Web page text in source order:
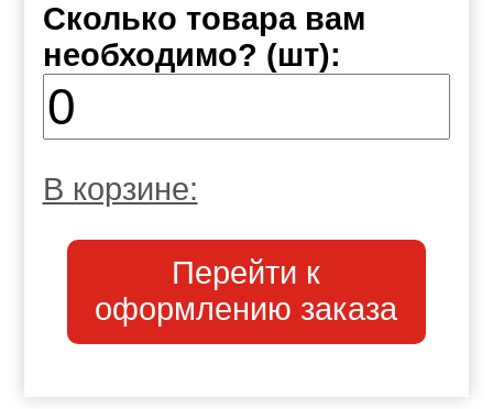
Сколько товара вам
необходимо? (шт):
В корзине:
Перейти к
оформлению заказа